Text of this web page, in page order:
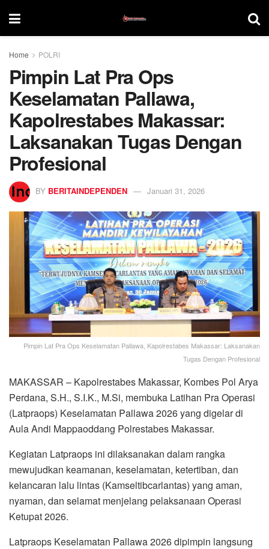
Home POLRI
Pimpin Lat Pra Ops
Keselamatan Pallawa,
Kapolrestabes Makassar:
Laksanakan Tugas Dengan
Profesional
BY BERITAINDEPENDEN Januari 31, 2026
Pimpin Lat Pra Ops Keselamatan Pallawa, Kapolrestabes Makassar: Laksanakan
Tugas Dengan Profesional
MAKASSAR – Kapolrestabes Makassar, Kombes Pol Arya
Perdana, S.H., S.I.K., M.Si, membuka Latihan Pra Operasi
(Latpraops) Keselamatan Pallawa 2026 yang digelar di
Aula Andi Mappaoddang Polrestabes Makassar.
Kegiatan Latpraops ini dilaksanakan dalam rangka
mewujudkan keamanan, keselamatan, ketertiban, dan
kelancaran lalu lintas (Kamseltibcarlantas) yang aman,
nyaman, dan selamat menjelang pelaksanaan Operasi
Ketupat 2026.
Latpraops Keselamatan Pallawa 2026 dipimpin langsung